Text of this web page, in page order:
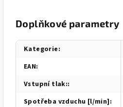
Doplňkové parametry
Kategorie:
EAN:
Vstupní tlak::
Spotřeba vzduchu [l/min]: